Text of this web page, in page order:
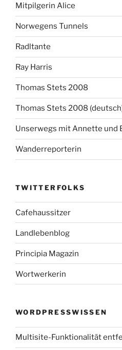
Mitpilgerin Alice
Norwegens Tunnels
Radltante
Ray Harris
Thomas Stets 2008
Thomas Stets 2008
Unserwegs mit Annette und
Wanderreporterin
TWITTERFOLKS
Cafehaussitzer
Landlebenblog
Principia Magazin
Wortwerkerin
WORDPRESSWISSEN
Multisite-Funktionalität